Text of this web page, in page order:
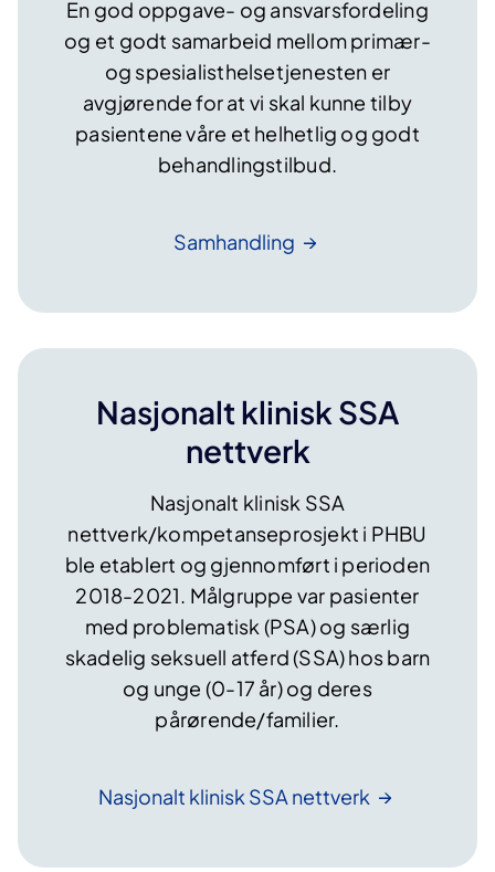
​En god oppgave- og ansvarsfordeling
og et godt samarbeid mellom primær-
og spesialisthelsetjenesten er
avgjørende for at vi skal kunne tilby
pasientene våre et helhetlig og godt
behandlingstilbud.
Samhandling
Nasjonalt klinisk SSA
nettverk
Nasjonalt klinisk SSA
nettverk/kompetanseprosjekt i PHBU
ble etablert og gjennomført i perioden
2018-2021. Målgruppe var pasienter
med problematisk (PSA) og særlig
skadelig seksuell atferd (SSA) hos barn
og unge (0-17 år) og deres
pårørende/familier.
Nasjonalt klinisk SSA nettverk